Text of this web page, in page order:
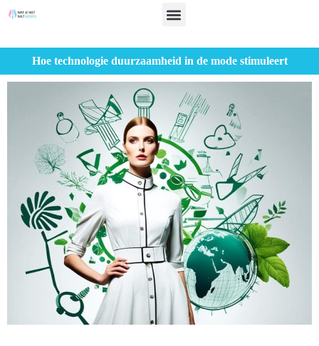
Hoe technologie duurzaamheid in de mode stimuleert